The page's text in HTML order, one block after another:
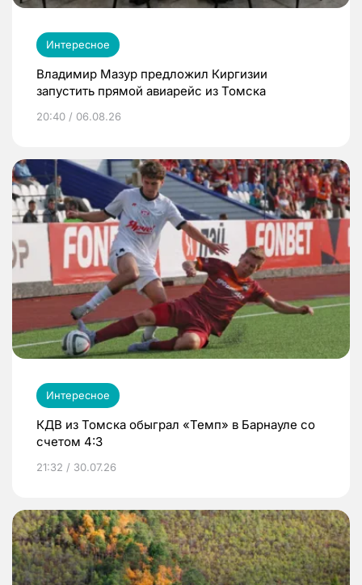
Интересное
Владимир Мазур предложил Киргизии
запустить прямой авиарейс из Томска
20:40 / 06.08.26
Интересное
КДВ из Томска обыграл «Темп» в Барнауле со
счетом 4:3
21:32 / 30.07.26